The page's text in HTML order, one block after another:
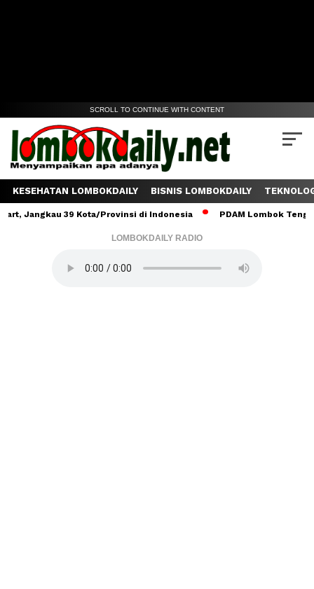
SCROLL TO CONTINUE WITH CONTENT
KESEHATAN LOMBOKDAILY BISNIS LOMBOKDAILY
39 Kota/Provinsi di Indonesia PDAM Lombok Tengah
LOMBOKDAILY RADIO